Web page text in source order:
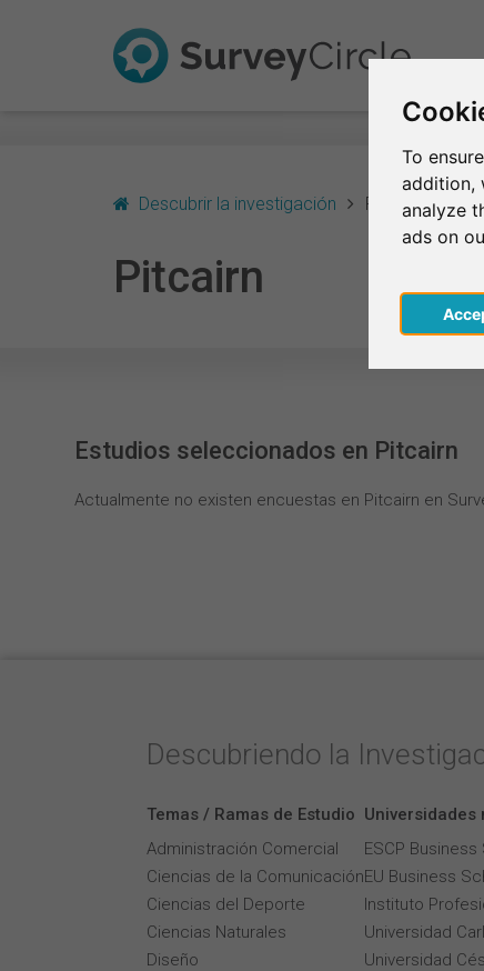
To
addition,
analyze
ads on
Descubrir la investigación Pitcairn
Pitcairn
Estudios seleccionados en Pitcairn
Actualmente no existen encuestas en Pitcairn en
Descubriendo la
Temas / Ramas de Estudio
Administración Comercial
Ciencias de la Comunicación
Ciencias del Deporte
Ciencias Naturales
Diseño
Universidades
ESCP
EU Business
Instituto
Universidad
Universidad